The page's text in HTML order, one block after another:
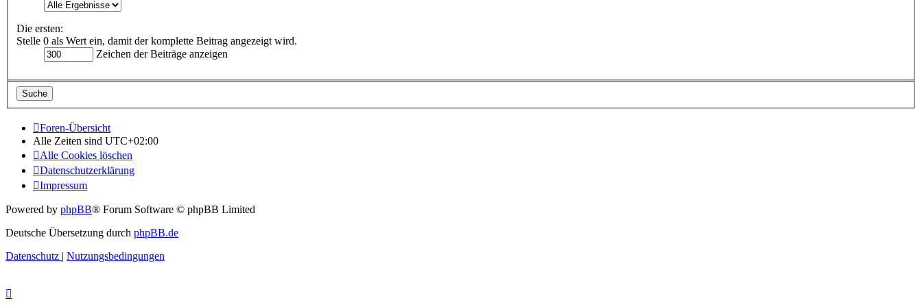
Die ersten:
Stelle 0 als Wert ein, damit der komplette Beitrag angezeigt wird.
Zeichen der Beiträge anzeigen
Foren-Übersicht
Alle Zeiten sind UTC+02:00
Alle Cookies löschen
Datenschutzerklärung
Impressum
Powered by phpBB® Forum Software © phpBB Limited
Deutsche Übersetzung durch phpBB.de
Datenschutz | Nutzungsbedingungen